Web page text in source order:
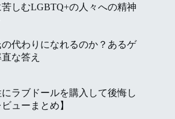
しむLGBTQ+の人々への精神
の代わりになれるのか？あるゲ
な答え
ラブドールを購入して後悔し
ューまとめ】